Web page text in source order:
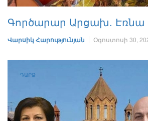
Գործարար Արցախ. Էռնա
Վարսիկ Հարությունյան Օգոստոսի 30,
ԴԱՐՁ